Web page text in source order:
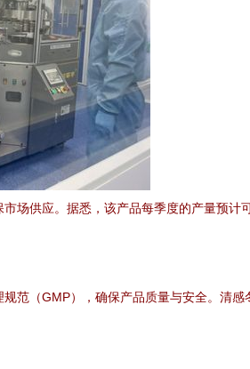
场供应。据悉，该产品每季度的产量预计
范（GMP），确保产品质量与安全。清